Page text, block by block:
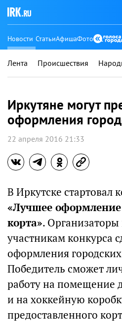
Новости СтатьиАфишаФото
Лента Происшествия
Иркутяне могут
оформления
22 апреля 2016 21:33
В Иркутске стартовал
«Лучшее оформление
корта».
участникам конкурса
оформления
Победитель сможет
работу на помещение
и на хоккейную
предоставленного